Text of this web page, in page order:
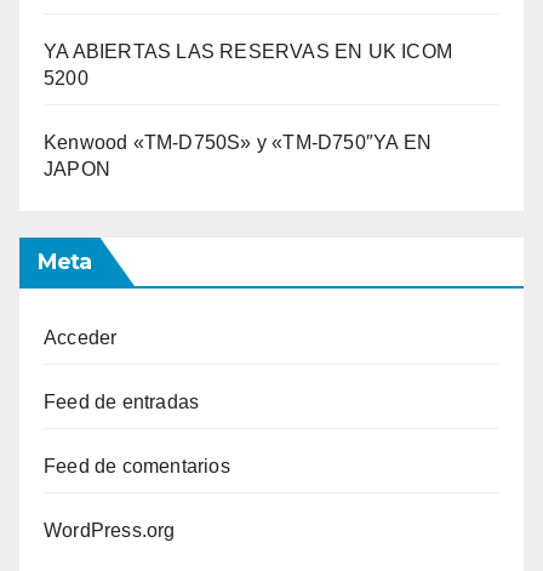
YA ABIERTAS LAS RESERVAS EN UK ICOM
5200
Kenwood «TM-D750S» y «TM-D750″YA EN
JAPON
Meta
Acceder
Feed de entradas
Feed de comentarios
WordPress.org